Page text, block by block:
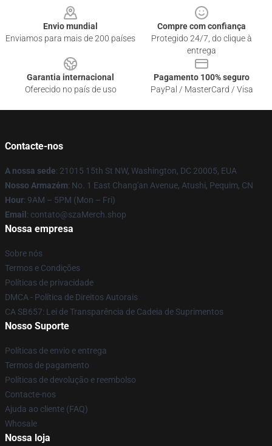
Envio mundial
Enviamos para mais de 200 países
Compre com confiança
Protegido 24/7, do clique à
entrega
Garantia internacional
Oferecido no país de uso
Pagamento 100% seguro
PayPal / MasterCard / Visa
Contacte-nos
A nossa sede: 21015 15th St NW, Washington, DC 20005, EUA
Nosso Armazém: No. 1 East Chang'an Avenue, Atushi, Pequim, CN
Hour: 9AM – 5PM (Mon – Fri)
Email : contato@szaMerch.shop
Nossa empresa
Sobre nós
Termos e Condições
Políticas de privacidade
DMCA - Política de Direitos Autorais
CA SB657: Lei de Transparência de Cadeia de Suprimentos
Nosso Suporte
Políticas de envio e entrega
Termos de pagamento
Políticas de devolução e reembolso
Contacte-nos
Ajuda ao cliente (FAQ)
Whosale
Nossa loja